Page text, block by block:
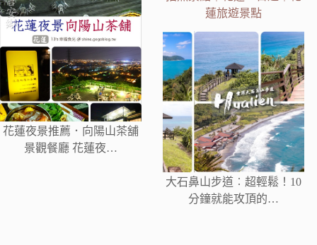
花蓮夜景推薦．向陽山茶舖
景觀餐廳 花蓮夜…
蓮旅遊景點
大石鼻山步道︰超輕鬆！10
分鐘就能攻頂的…